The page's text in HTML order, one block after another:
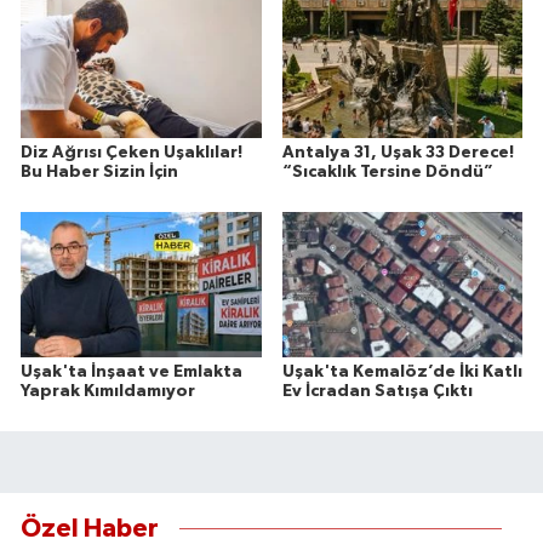
Diz Ağrısı Çeken Uşaklılar!
Bu Haber Sizin İçin
Antalya 31, Uşak 33 Derece!
“Sıcaklık Tersine Döndü”
Uşak'ta İnşaat ve Emlakta
Yaprak Kımıldamıyor
Uşak'ta Kemalöz’de İki Katlı
Ev İcradan Satışa Çıktı
Özel Haber